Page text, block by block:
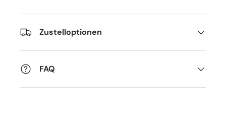
Zustelloptionen
FAQ